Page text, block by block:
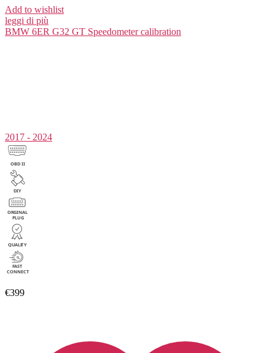
Add to wishlist
leggi di più
BMW 6ER G32 GT Speedometer calibration
2017 - 2024
€399